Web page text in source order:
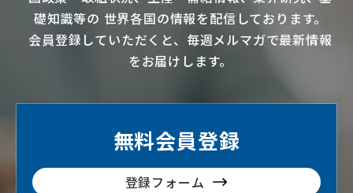
礎知識等の 世界各国の情報を配信 しております。
会員登録していただくと、毎週メルマガで最新情報
をお届けします。
無料会員登録
登録フォーム